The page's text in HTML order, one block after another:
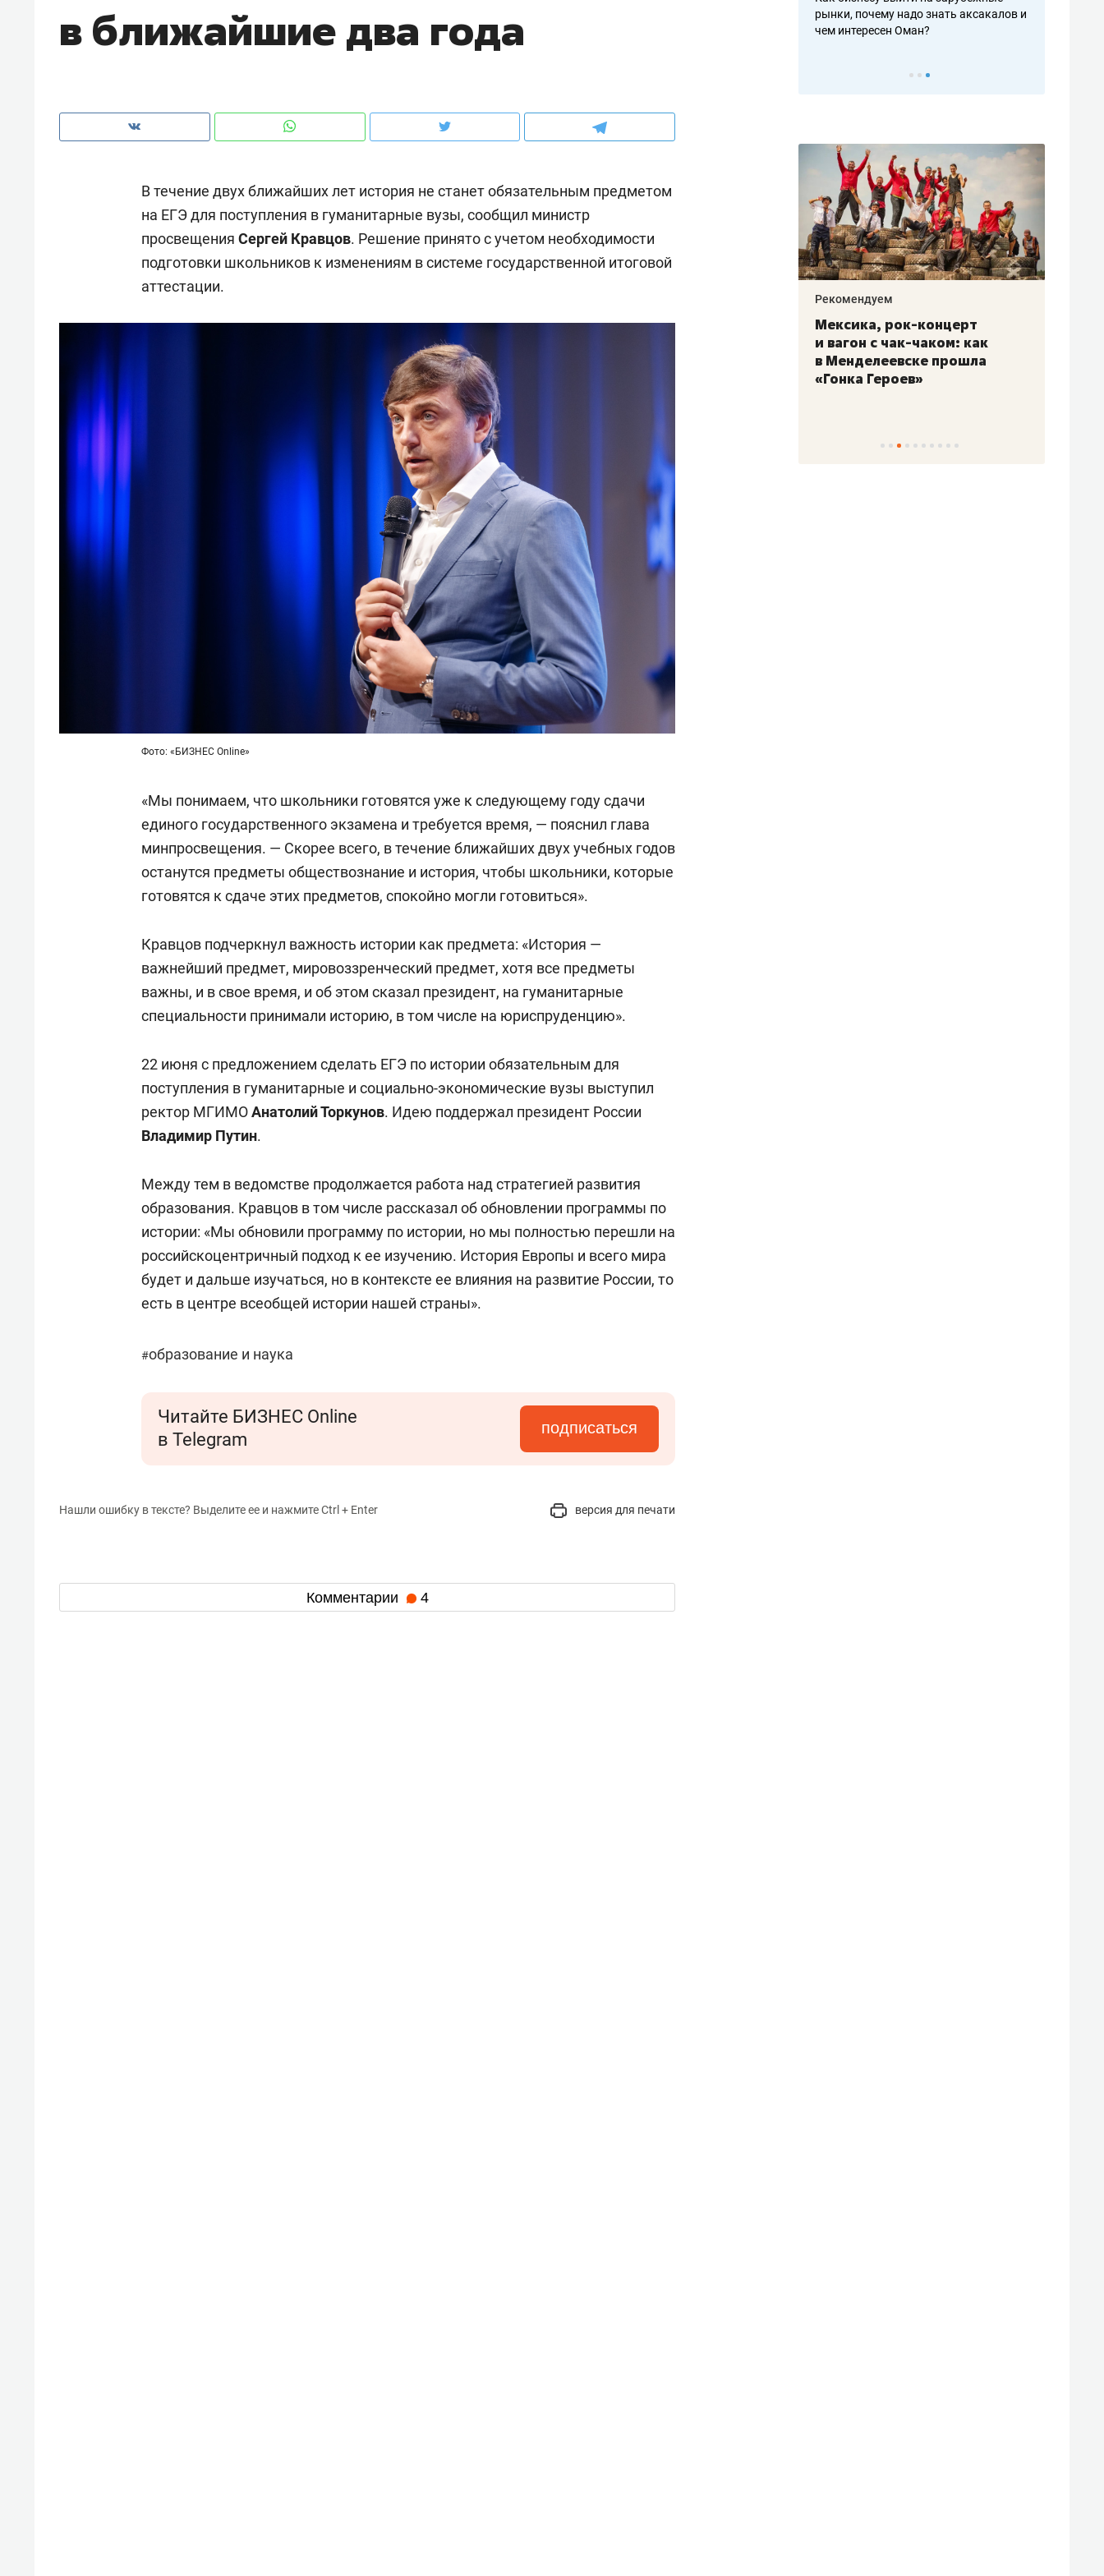
в ближайшие два года
В течение двух ближайших лет история не станет обязательным предметом
на ЕГЭ для поступления в гуманитарные вузы, сообщил министр
просвещения Сергей Кравцов. Решение принято с учетом необходимости
подготовки школьников к изменениям в системе государственной итоговой
аттестации.
Фото: «БИЗНЕС Online»
«Мы понимаем, что школьники готовятся уже к следующему году сдачи
единого государственного экзамена и требуется время, — пояснил глава
минпросвещения. — Скорее всего, в течение ближайших двух учебных годов
останутся предметы обществознание и история, чтобы школьники, которые
готовятся к сдаче этих предметов, спокойно могли готовиться».
Кравцов подчеркнул важность истории как предмета: «История —
важнейший предмет, мировоззренческий предмет, хотя все предметы
важны, и в свое время, и об этом сказал президент, на гуманитарные
специальности принимали историю, в том числе на юриспруденцию».
22 июня с предложением сделать ЕГЭ по истории обязательным для
поступления в гуманитарные и социально-экономические вузы выступил
ректор МГИМОАнатолий Торкунов. Идею поддержал президент России
Владимир Путин.
Между тем в ведомстве продолжается работа над стратегией развития
образования. Кравцов в том числе рассказал об обновлении программы по
истории: «Мы обновили программу по истории, но мы полностью перешли на
российскоцентричный подход к ее изучению. История Европы и всего мира
будет и дальше изучаться, но в контексте ее влияния на развитие России, то
есть в центре всеобщей истории нашей страны».
#образование и наука
Читайте БИЗНЕС Online
в Telegram
подписаться
Нашли ошибку в тексте? Выделите ее и нажмите Ctrl + Enter версия для печати
Комментарии 4
рынки, почему надо знать аксакалов и
чем интересен Оман?
клиентах и чудных запросах мастеров
рынки, почему надо знать аксакалов и
чем интересен Оман?
Как ГК «МИР ГРУПП» и ВТБ
комфорта под Казанью
150 камер до квартиры и Face
ID вместо ключа: какой будет
безопасность в ЖК «Нова»
Опыт выживания в дикой
Рекомендуем
Мексика, рок-концерт
и вагон с чак-чаком: как
в Менделеевске прошла
«Гонка Героев»